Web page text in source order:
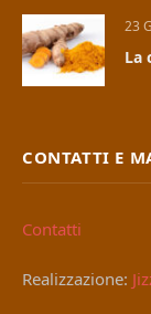
23
La
CONTATTI E
Contatti
Realizzazione: